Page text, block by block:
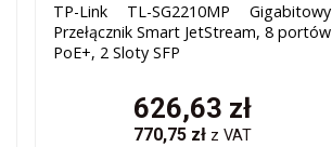
TP-Link TL-SG2210MP Gigabitowy
Przełącznik Smart JetStream, 8 portów
PoE+, 2 Sloty SFP
626,63 zł
770,75zł z VAT